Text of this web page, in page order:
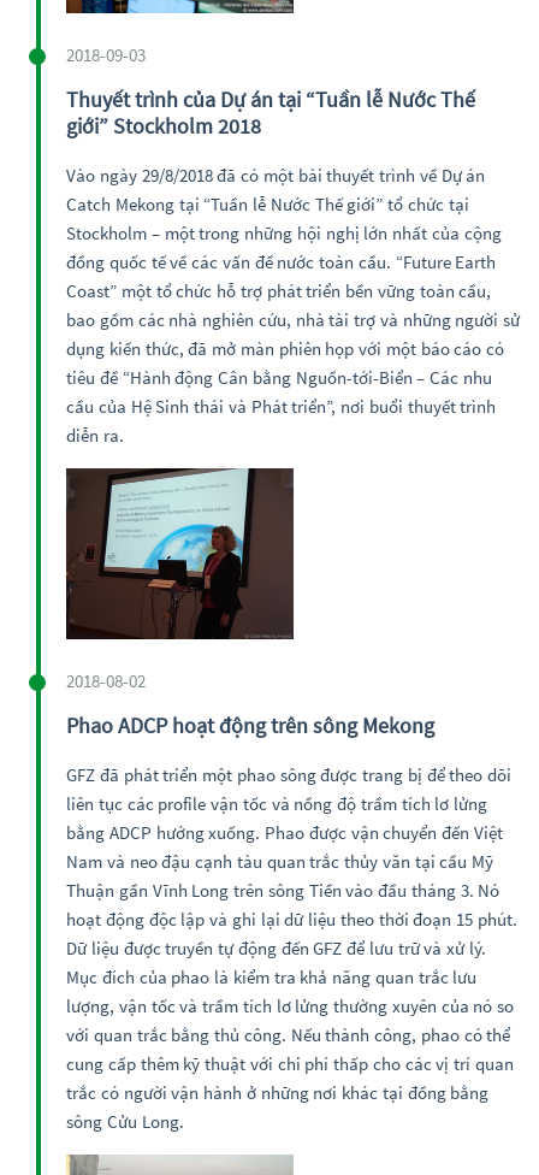
2018-09-03
Thuyết trình của Dự án tại “Tuần lễ Nước Thế
giới” Stockholm 2018
Vào ngày 29/8/2018 đã có một bài thuyết trình về Dự án
Catch Mekong tại “Tuần lễ Nước Thế giới” tổ chức tại
Stockholm – một trong những hội nghị lớn nhất của cộng
đồng quốc tế về các vấn đề nước toàn cầu. “Future Earth
Coast” một tổ chức hỗ trợ phát triển bền vững toàn cầu,
bao gồm các nhà nghiên cứu, nhà tài trợ và những người sử
dụng kiến thức, đã mở màn phiên họp với một báo cáo có
tiêu đề “Hành động Cân bằng Nguồn-tới-Biển – Các nhu
cầu của Hệ Sinh thái và Phát triển”, nơi buổi thuyết trình
diễn ra.
2018-08-02
Phao ADCP hoạt động trên sông Mekong
GFZ đã phát triển một phao sông được trang bị để theo dõi
liên tục các profile vận tốc và nồng độ trầm tích lơ lửng
bằng ADCP hướng xuống. Phao được vận chuyển đến Việt
Nam và neo đậu cạnh tàu quan trắc thủy văn tại cầu Mỹ
Thuận gần Vĩnh Long trên sông Tiền vào đầu tháng 3. Nó
hoạt động độc lập và ghi lại dữ liệu theo thời đoạn 15 phút.
Dữ liệu được truyền tự động đến GFZ để lưu trữ và xử lý.
Mục đích của phao là kiểm tra khả năng quan trắc lưu
lượng, vận tốc và trầm tích lơ lửng thường xuyên của nó so
với quan trắc bằng thủ công. Nếu thành công, phao có thể
cung cấp thêm kỹ thuật với chi phí thấp cho các vị trí quan
trắc có người vận hành ở những nơi khác tại đồng bằng
sông Cửu Long.